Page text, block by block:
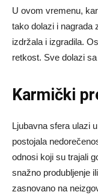
U ovom vremenu,
tako dolazi i nagrada
izdržala i izgradila.
retkost. Sve dolazi
Karmički
Ljubavna sfera ulazi
postojala
odnosi koji su trajali
snažno produbljenje
zasnovano na